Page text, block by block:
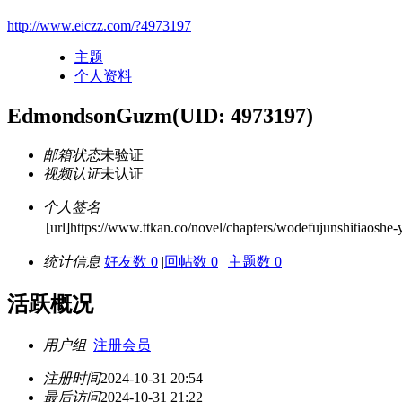
http://www.eiczz.com/?4973197
主题
个人资料
EdmondsonGuzm(UID: 4973197)
邮箱状态未验证
视频认证未认证
个人签名
[url]https://www.ttkan.co/novel/chapters/
统计信息 好友数 0 |回帖数 0 | 主题数 0
活跃概况
用户组 注册会员
注册时间2024-10-31 20:54
最后访问2024-10-31 21:22